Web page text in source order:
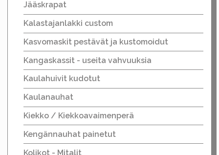
Jääskrapat
Kalastajanlakki custom
Kasvomaskit pestävät ja kustomoidut
Kangaskassit - useita vahvuuksia
Kaulahuivit kudotut
Kaulanauhat
Kiekko / Kiekkoavaimenperä
Kengännauhat painetut
Kolikot - Mitalit